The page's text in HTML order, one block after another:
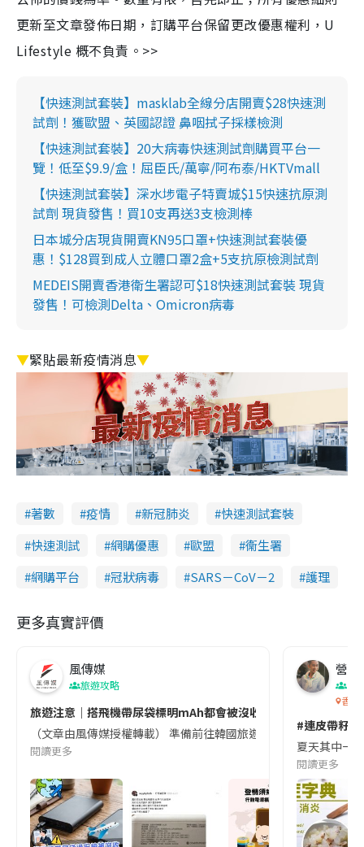
更新至文章發佈日期，訂購平台保留更改優惠權利，U
Lifestyle 概不負責。>>
【快速測試套裝】masklab全線分店開賣$28快速測
試劑！獲歐盟、英國認證 鼻咽拭子採樣檢測
【快速測試套裝】20大病毒快速測試劑購買平台一
覽！低至$9.9/盒！屈臣氏/萬寧/阿布泰/HKTVmall
【快速測試套裝】深水埗電子特賣城$15快速抗原測
試劑 現貨發售！買10支再送3支檢測棒
日本城分店現貨開賣KN95口罩+快速測試套裝優
惠！$128買到成人立體口罩2盒+5支抗原檢測試劑
MEDEIS開賣香港衛生署認可$18快速測試套裝 現貨
發售！可檢測Delta、Omicron病毒
▼緊貼最新疫情消息▼
著數 疫情 新冠肺炎
快速測試套裝
快速測試
網購優惠 歐盟
衞生署
網購平台
冠狀病毒 SARS－CoV－2 護理
更多真實評價
風傳媒
旅遊攻略
旅遊注意｜搭飛機帶尿袋標明mAh都會被沒收😱出發前切記檢查
（文章由風傳媒授權轉載） 準備前往韓國旅遊的民眾，近期要
閱讀更多
營養
香港
#連皮帶籽
夏天其中一
閱讀更多